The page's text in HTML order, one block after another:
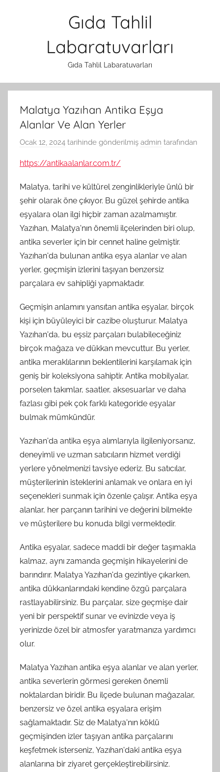
Gıda Tahlil
Labaratuvarları
Gıda Tahlil Labaratuvarları
Malatya Yazıhan Antika Eşya
Alanlar Ve Alan Yerler
Ocak 12, 2024 tarihinde gönderilmiş admin tarafından
https://antikaalanlar.com.tr/
Malatya, tarihi ve kültürel zenginlikleriyle ünlü bir
şehir olarak öne çıkıyor. Bu güzel şehirde antika
eşyalara olan ilgi hiçbir zaman azalmamıştır.
Yazıhan, Malatya'nın önemli ilçelerinden biri olup,
antika severler için bir cennet haline gelmiştir.
Yazıhan'da bulunan antika eşya alanlar ve alan
yerler, geçmişin izlerini taşıyan benzersiz
parçalara ev sahipliği yapmaktadır.
Geçmişin anlamını yansıtan antika eşyalar, birçok
kişi için büyüleyici bir cazibe oluşturur. Malatya
Yazıhan'da, bu eşsiz parçaları bulabileceğiniz
birçok mağaza ve dükkan mevcuttur. Bu yerler,
antika meraklılarının beklentilerini karşılamak için
geniş bir koleksiyona sahiptir. Antika mobilyalar,
porselen takımlar, saatler, aksesuarlar ve daha
fazlası gibi pek çok farklı kategoride eşyalar
bulmak mümkündür.
Yazıhan'da antika eşya alımlarıyla ilgileniyorsanız,
deneyimli ve uzman satıcıların hizmet verdiği
yerlere yönelmenizi tavsiye ederiz. Bu satıcılar,
müşterilerinin isteklerini anlamak ve onlara en iyi
seçenekleri sunmak için özenle çalışır. Antika eşya
alanlar, her parçanın tarihini ve değerini bilmekte
ve müşterilere bu konuda bilgi vermektedir.
Antika eşyalar, sadece maddi bir değer taşımakla
kalmaz, aynı zamanda geçmişin hikayelerini de
barındırır. Malatya Yazıhan'da gezintiye çıkarken,
antika dükkanlarındaki kendine özgü parçalara
rastlayabilirsiniz. Bu parçalar, size geçmişe dair
yeni bir perspektif sunar ve evinizde veya iş
yerinizde özel bir atmosfer yaratmanıza yardımcı
olur.
Malatya Yazıhan antika eşya alanlar ve alan yerler,
antika severlerin görmesi gereken önemli
noktalardan biridir. Bu ilçede bulunan mağazalar,
benzersiz ve özel antika eşyalara erişim
sağlamaktadır. Siz de Malatya'nın köklü
geçmişinden izler taşıyan antika parçalarını
keşfetmek isterseniz, Yazıhan'daki antika eşya
alanlarına bir ziyaret gerçekleştirebilirsiniz.